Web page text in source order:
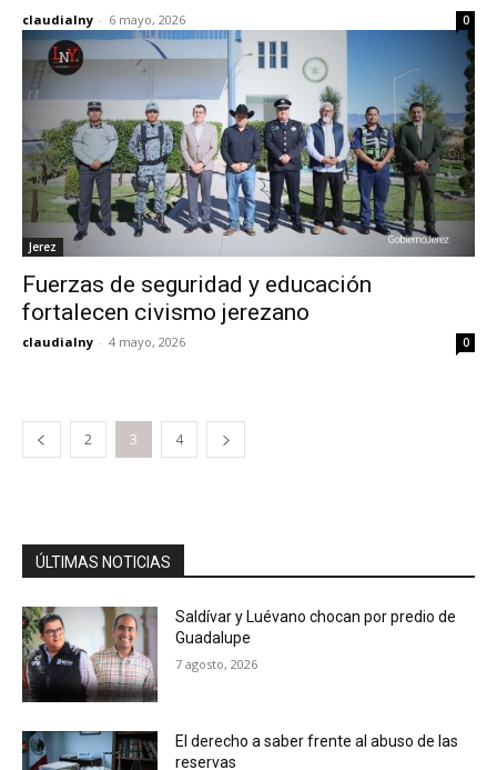
claudialny - 6 mayo, 2026 0
Jerez
Fuerzas de seguridad y educación
fortalecen civismo jerezano
claudialny - 4 mayo, 2026 0
2 3 4
ÚLTIMAS NOTICIAS
Saldívar y Luévano chocan por predio de
Guadalupe
7 agosto, 2026
El derecho a saber frente al abuso de las
reservas